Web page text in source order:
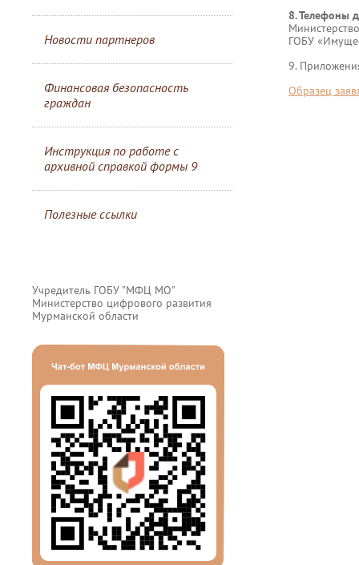
Новости партнеров
Финансовая безопасность
граждан
Инструкция по работе с
архивной справкой формы 9
Полезные ссылки
Учредитель ГОБУ "МФЦ МО"
Министерство цифрового развития
Мурманской области
8. Телефоны
ГОБУ
9.
Образец